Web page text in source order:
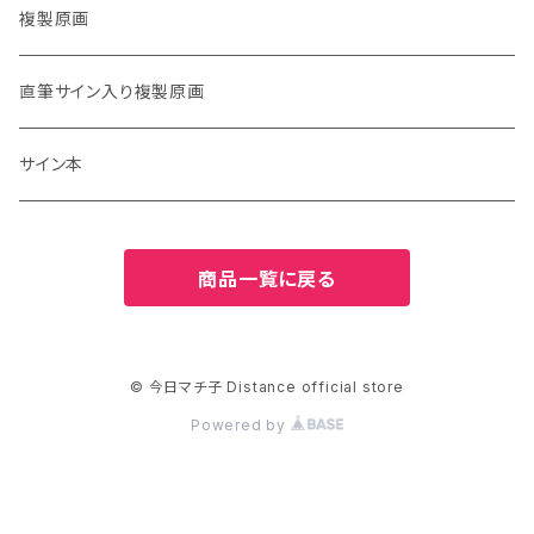
複製原画
直筆サイン入り複製原画
サイン本
商品一覧に戻る
© 今日マチ子 Distance official store
Powered by